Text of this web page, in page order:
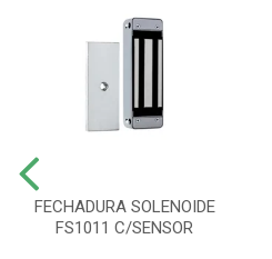
FECHADURA SOLENOIDE
FS1011 C/SENSOR